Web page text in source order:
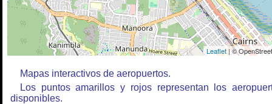
Leaflet| ©
Mapas interactivos de aeropuertos.
Los puntos amarillos y rojos representan los
disponibles.